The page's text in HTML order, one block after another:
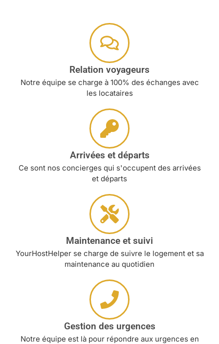
Relation voyageurs
Notre équipe se charge à 100% des échanges avec
les locataires
Arrivées et départs
Ce sont nos concierges qui s'occupent des arrivées
et départs
Maintenance et suivi
YourHostHelper se charge de suivre le logement et sa
maintenance au quotidien
Gestion des urgences
Notre équipe est là pour répondre aux urgences en